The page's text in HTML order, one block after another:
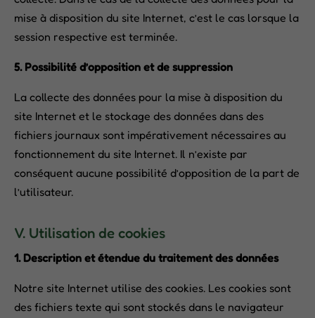
mise à disposition du site Internet, c’est le cas lorsque la
session respective est terminée.
5. Possibilité d’opposition et de suppression
La collecte des données pour la mise à disposition du
site Internet et le stockage des données dans des
fichiers journaux sont impérativement nécessaires au
fonctionnement du site Internet. Il n’existe par
conséquent aucune possibilité d’opposition de la part de
l’utilisateur.
V. Utilisation de cookies
1. Description et étendue du traitement des données
Notre site Internet utilise des cookies. Les cookies sont
des fichiers texte qui sont stockés dans le navigateur